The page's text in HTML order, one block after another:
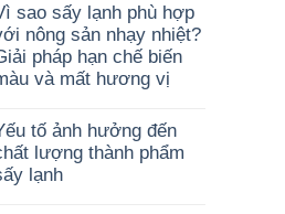
sao sấy lạnh phù hợp
nông sản nhạy nhiệt?
pháp hạn chế biến
và mất hương vị
tố ảnh hưởng đến
lượng thành phẩm
lạnh